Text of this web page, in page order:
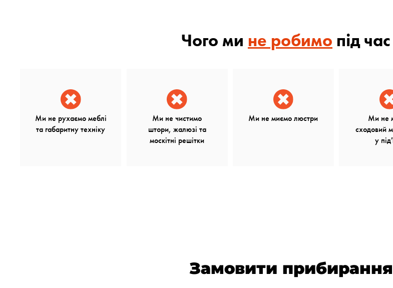
Чого ми не робимо під
Ми не рухаємо меблі
та габаритну техніку
Ми не чистимо
штори, жалюзі та
москітні решітки
Ми не миємо люстри
Ми не
сходовий
у
Замовити